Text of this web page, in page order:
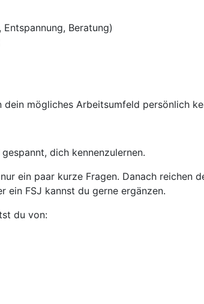
Beratung)
mögliches Arbeitsumfeld persönlich
dich kennenzulernen.
ein paar kurze Fragen. Danach reichen
ein FSJ kannst du gerne ergänzen.
du von: